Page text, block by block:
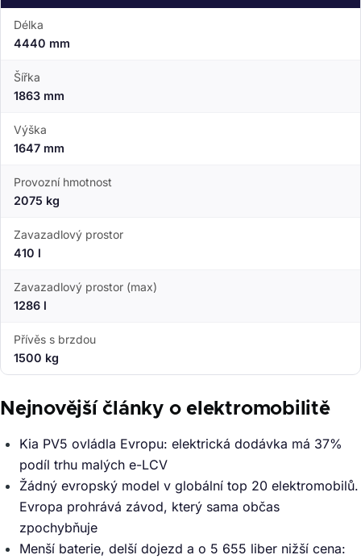
Délka
4440 mm
Šířka
1863 mm
Výška
1647 mm
Provozní hmotnost
2075 kg
Zavazadlový prostor
410 l
Zavazadlový prostor (max)
1286 l
Přívěs s brzdou
1500 kg
Nejnovější články o elektromobilitě
Kia PV5 ovládla Evropu: elektrická dodávka má 37%
podíl trhu malých e-LCV
Žádný evropský model v globální top 20 elektromobilů.
Evropa prohrává závod, který sama občas
zpochybňuje
Menší baterie, delší dojezd a o 5 655 liber nižší cena: